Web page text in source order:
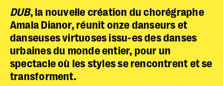
DUB, la nouvelle création du chorégraphe
Amala Dianor, réunit onze danseurs et
danseuses virtuoses issu-es des danses
urbaines du monde entier, pour un
spectacle où les styles se rencontrent et se
transforment.